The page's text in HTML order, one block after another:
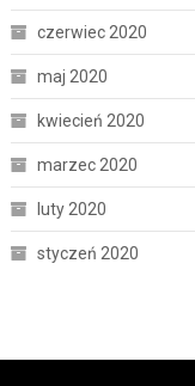
czerwiec 2020
maj 2020
kwiecień 2020
marzec 2020
luty 2020
styczeń 2020